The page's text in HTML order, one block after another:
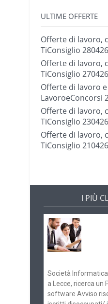
ULTIME OFFERTE
Offerte di lavoro,
TiConsiglio 280426
Offerte di lavoro,
TiConsiglio 270426
Offerte di lavoro
LavoroeConcorsi
Offerte di lavoro,
TiConsiglio 230426
Offerte di lavoro,
TiConsiglio 210426
I PIÙ
Società
a Lecce, ricerca un
software Avviso